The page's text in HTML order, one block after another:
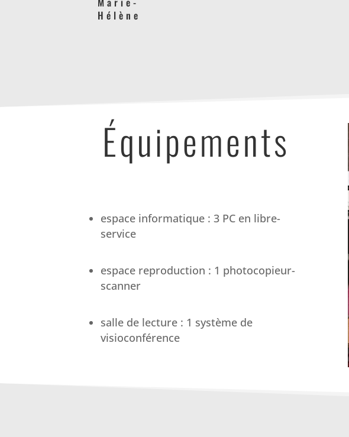
Hélène
Équipements
espace informatique : 3 PC en libre-
service
espace reproduction : 1 photocopieur-
scanner
salle de lecture : 1 système de
visioconférence